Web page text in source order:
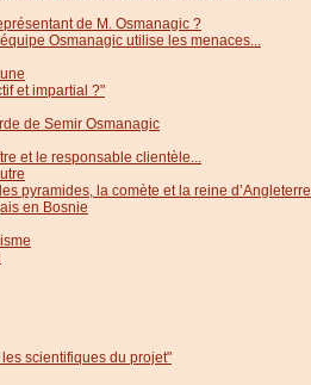
de M. Osmanagic ?
Osmanagic utilise les menaces...
et impartial ?"
de Semir Osmanagic
et le responsable clientèle...
pyramides, la comète et la reine d’Angleterre
en Bosnie
scientifiques du projet"